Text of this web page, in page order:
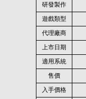
研發製作
遊戲類型
代理廠商
上市日期
適用系統
售價
入手價格